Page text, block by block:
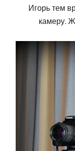
И горь тем
камеру.